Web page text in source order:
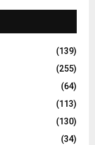
(139)
(255)
(64)
(113)
(130)
(34)